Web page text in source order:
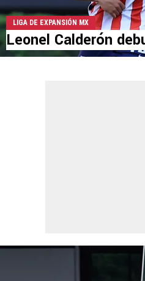
LIGA DE EXPANSIÓN MX
Leonel Calderón